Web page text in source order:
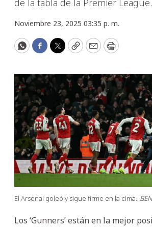
de la tabla de la Premier League.
Noviembre 23, 2025 03:35 p. m.
WhatsApp
Facebook
Twitter
CopyEmailPrint
El Arsenal goleó y sigue firme en la cima.
Los ‘Gunners’ están en la mejor